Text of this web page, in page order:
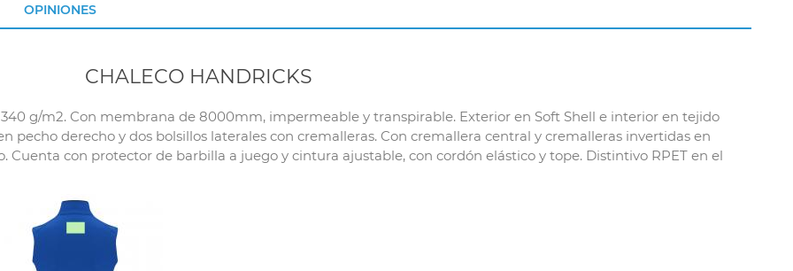
CHALECO HANDRICKS
340 g/m2. Con membrana de 8000mm, impermeable y transpirable. Exterior en Soft Shell e interior en tejido
pecho derecho y dos bolsillos laterales con cremalleras. Con cremallera central y cremalleras invertidas en
Cuenta con protector de barbilla a juego y cintura ajustable, con cordón elástico y tope. Distintivo RPET en el
OPINIONES